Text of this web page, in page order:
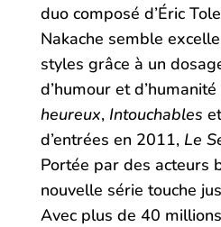
duo composé d’Éric
Nakache semble
styles grâce à un
d’humour et d’humanité
heureux, Intouchables
d’entrées en 2011, Le
Portée par des acteurs
nouvelle série touche
Avec plus de 40